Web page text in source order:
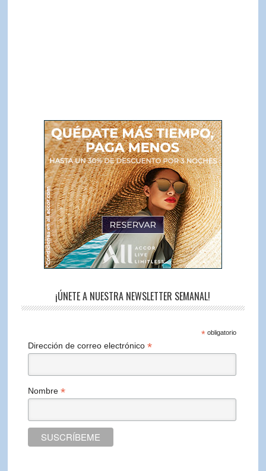
¡ÚNETE A NUESTRA NEWSLETTER SEMANAL!
*obligatorio
Dirección de correo electrónico*
Nombre*